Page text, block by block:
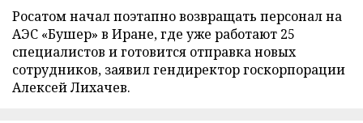
Росатом начал поэтапно возвращать персонал на
АЭС «Бушер» в Иране, где уже работают 25
специалистов и готовится отправка новых
сотрудников, заявил гендиректор госкорпорации
Алексей Лихачев.